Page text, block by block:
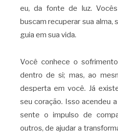
eu, da fonte de luz.
buscam recuperar sua alma,
guia em sua vida.
Você conhece o
dentro de si; mas, ao
desperta em você. Já
seu coração. Isso acendeu
sente o impulso de
outros, de ajudar a